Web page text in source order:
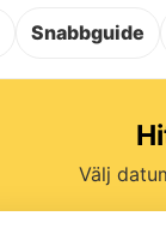
Snabbguide
Välj